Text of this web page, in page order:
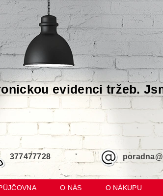
evidenci tržeb.
377477728
O NÁS O NÁKUPU